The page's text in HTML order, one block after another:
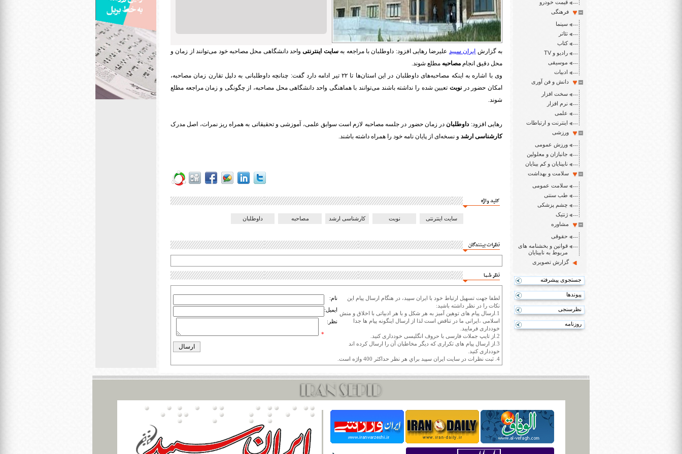
قیمت خودرو
فرهنگی
سینما
تئاتر
کتاب
رادیو و TV
موسیقی
ادبیات
دانش و فن آوری
سخت افزار
نرم افزار
علمی
اینترنت و ارتباطات
ورزشی
ورزش عمومی
جانبازان و معلولین
نابینایان و کم بینایان
سلامت و بهداشت
سلامت عمومی
طب سنتی
چشم پزشکی
ژنتیک
مشاوره
حقوقی
قوانین و بخشنامه های
مربوط به نابینایان
گزارش تصویری
جستجوی پیشرفته
پیوندها
نظرسنجی
روزنامه
به گزارش ایران سپید علیرضا رهایی افزود: داوطلبان با مراجعه بهسایت اینترنتیواحد دانشگاهی محل مصاحبه خود می‌توانند از زمان و
محل دقیق انجام مصاحبه مطلع شوند.
وی با اشاره به اینکه مصاحبه‌های داوطلبان در این استان‌ها تا ۲۲ تیر ادامه دارد گفت: چنانچه داوطلبانی به دلیل تقارن زمان مصاحبه،
امکان حضور در نوبت تعیین شده را نداشته باشند می‌توانند با هماهنگی واحد دانشگاهی محل مصاحبه، از چگونگی و زمان مراجعه مطلع
شوند.
رهایی افزود:داوطلبان در زمان حضور در جلسه مصاحبه لازم است سوابق علمی، آموزشی و تحقیقاتی به همراه ریز نمرات، اصل مدرک
کارشناسی ارشد و نسخه‌ای از پایان نامه خود را همراه داشته باشند.
کلید واژه
سایت اینترنتی نوبت کارشناسی ارشد مصاحبه داوطلبان
نظرات بینندگان
نظر شما
لطفا جهت تسهیل ارتباط خود با ایران سپید، در هنگام ارسال پیام این
نکات را در نظر داشته باشید:
1.ارسال پیام های توهین آمیز به هر شکل و با هر ادبیاتی با اخلاق و منش
اسلامی ،ایرانی ما در تناقض است لذا از ارسال اینگونه پیام ها جدا
خودداری فرمایید.
2.از تایپ جملات فارسی با حروف انگلیسی خودداری کنید.
3.از ارسال پیام های تکراری که دیگر مخاطبان آن را ارسال کرده اند
خودداری کنید.
4. ثبت نظرات در سايت ايران سپيد براي هر نظر حداکثر 400 واژه است.
نام:
ایمیل:
نظر:
*